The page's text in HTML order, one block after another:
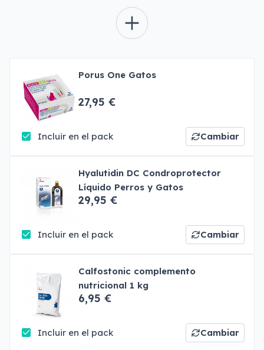
Porus One Gatos
27,95 €
Incluir en el pack Cambiar
Hyalutidin DC Condroprotector
Líquido Perros y Gatos
29,95 €
Incluir en el pack Cambiar
Calfostonic complemento
nutricional 1 kg
6,95 €
Incluir en el pack Cambiar